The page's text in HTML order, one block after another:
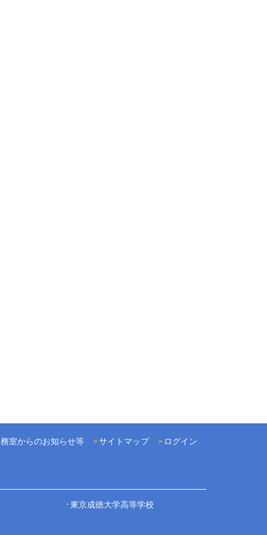
ログイン
サイトマップ
室からのお知らせ等
東京成徳大学高等学校